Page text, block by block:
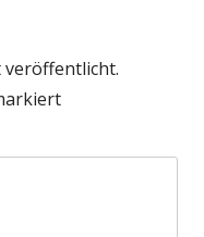
veröffentlicht.